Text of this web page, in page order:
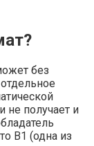
без
не получает и
B1 (одна из